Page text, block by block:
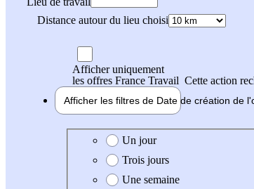
Distance autour du lieu choisi
Afficher uniquement
les offres France Travail Cette action
Afficher les filtres de Date de création de
Date de création de l'offre
Un jour
Trois jours
Une semaine